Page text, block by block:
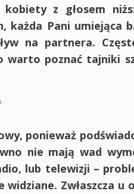
z głosem
każda Pani umiejąca
na partnera.
warto poznać tajniki
ponieważ
nie mają wad
lub telewizji –
Zwłaszcza u